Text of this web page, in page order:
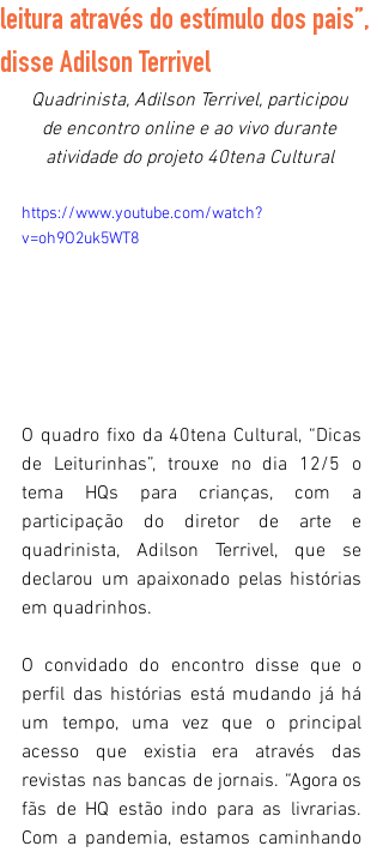
leitura através do estímulo dos pais”,
disse Adilson Terrivel
Quadrinista, Adilson Terrivel, participou
de encontro online e ao vivo durante
atividade do projeto 40tena Cultural
https://www.youtube.com/watch?
v=oh9O2uk5WT8
O quadro fixo da 40tena Cultural, “Dicas
de Leiturinhas”, trouxe no dia 12/5 o
tema HQs para crianças, com a
participação do diretor de arte e
quadrinista, Adilson Terrivel, que se
declarou um apaixonado pelas histórias
em quadrinhos.
O convidado do encontro disse que o
perfil das histórias está mudando já há
um tempo, uma vez que o principal
acesso que existia era através das
revistas nas bancas de jornais. “Agora os
fãs de HQ estão indo para as livrarias.
Com a pandemia, estamos caminhando